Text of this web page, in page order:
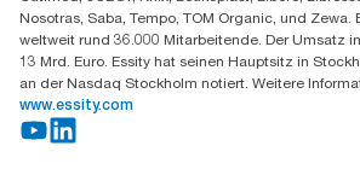
Nosotras, Saba, Tempo, TOM Organic, und Zewa.
weltweit rund 36.000 Mitarbeitende. Der Umsatz
13 Mrd. Euro. Essity hat seinen Hauptsitz in
an der Nasdaq Stockholm notiert. Weitere
www.essity.com